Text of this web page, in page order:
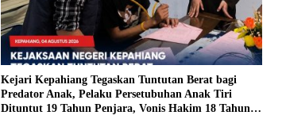
Kejari Kepahiang Tegaskan Tuntutan Berat bagi
Predator Anak, Pelaku Persetubuhan Anak Tiri
Dituntut 19 Tahun Penjara, Vonis Hakim 18 Tahun